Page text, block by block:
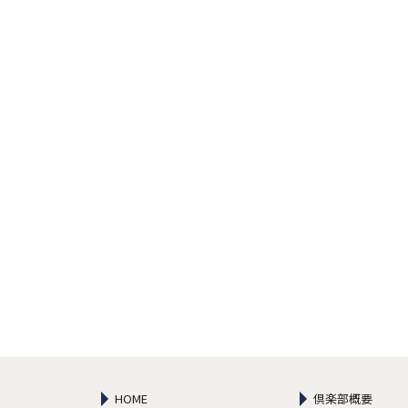
HOME 倶楽部概要